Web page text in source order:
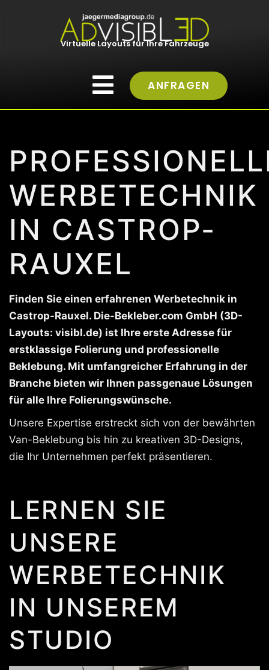
Virtuelle Layouts für Ihre Fahrzeuge
ANFRAGEN
WERBETECHNIK
IN CASTROP-
RAUXEL
Finden Sie einen erfahrenen Werbetechnik in
Castrop-Rauxel. Die-Bekleber.com GmbH (3D-
Layouts: visibl.de) ist Ihre erste Adresse für
erstklassige Folierung und professionelle
Beklebung. Mit umfangreicher Erfahrung in der
Branche bieten wir Ihnen passgenaue Lösungen
für alle Ihre Folierungswünsche.
Unsere Expertise erstreckt sich von der bewährten
Van-Beklebung bis hin zu kreativen 3D-Designs,
die Ihr Unternehmen perfekt präsentieren.
LERNEN SIE
UNSERE
WERBETECHNIK
IN UNSEREM
STUDIO